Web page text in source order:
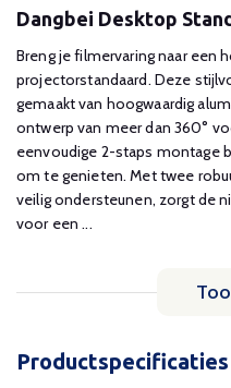
Dangbei Desktop Stand
Breng je filmervaring naar een
projectorstandaard. Deze
gemaakt van hoogwaardig
ontwerp van meer dan 360°
eenvoudige 2-staps montage
om te genieten. Met twee
veilig ondersteunen, zorgt de
voor een ...
Productspecificaties